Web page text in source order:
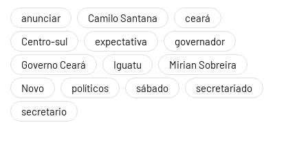
anunciar Camilo Santana
ceará
Centro-sul
expectativa
governador
Governo Ceará
Iguatu
Mirian Sobreira
Novo
políticos sábado
secretariado
secretario